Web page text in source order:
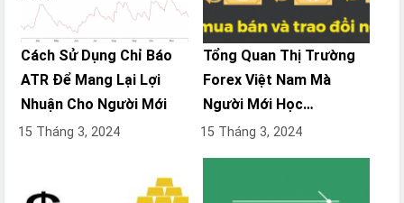
Cách Sử Dụng Chỉ Báo
ATR Để Mang Lại Lợi
Nhuận Cho Người Mới
15 Tháng 3, 2024
Tổng Quan Thị Trường
Forex Việt Nam Mà
Người Mới Học…
15 Tháng 3, 2024